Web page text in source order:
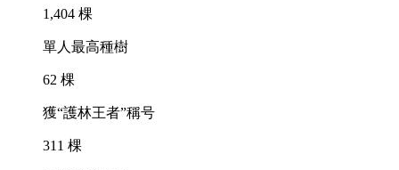
1,404 棵
單人最高種樹
62 棵
獲“護林王者”稱号
311 棵